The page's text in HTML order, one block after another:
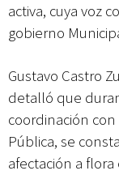
activa, cuya voz
gobierno
Gustavo Castro
detalló que
coordinación
Pública, se
afectación a